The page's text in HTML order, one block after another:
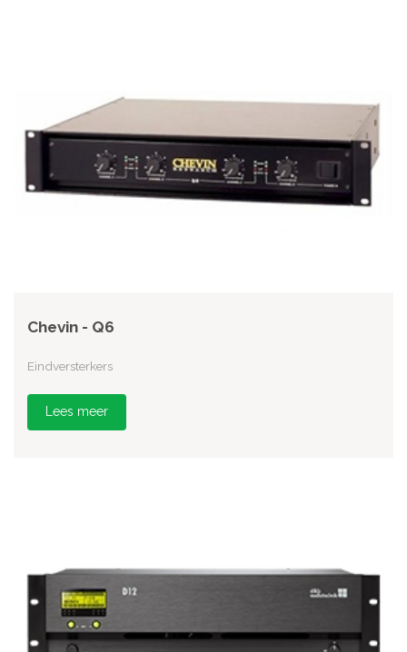
Chevin - Q6
Eindversterkers
Lees meer